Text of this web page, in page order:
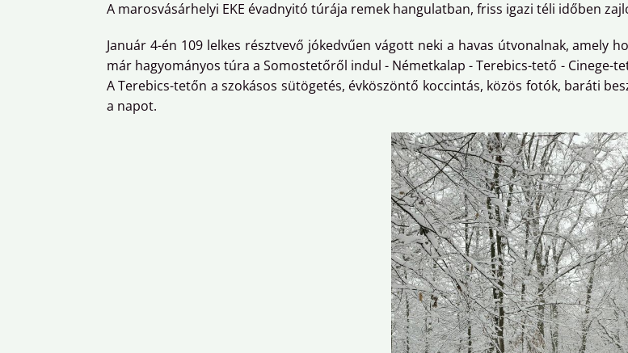
A marosvásárhelyi EKE évadnyitó túrája remek hangulatban, friss igazi téli időben
Január 4-én 109 lelkes résztvevő jókedvűen vágott neki a havas útvonalnak, amely
már hagyományos túra a Somostetőről indul - Németkalap - Terebics-tető - Cinege-
A Terebics-tetőn a szokásos sütögetés, évköszöntő koccintás, közös fotók, baráti
a napot.